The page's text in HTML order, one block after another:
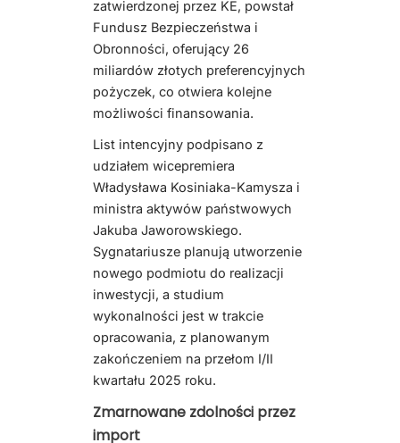
zatwierdzonej przez KE, powstał
Fundusz Bezpieczeństwa i
Obronności, oferujący 26
miliardów złotych preferencyjnych
pożyczek, co otwiera kolejne
możliwości finansowania.
List intencyjny podpisano z
udziałem wicepremiera
Władysława Kosiniaka-Kamysza i
ministra aktywów państwowych
Jakuba Jaworowskiego.
Sygnatariusze planują utworzenie
nowego podmiotu do realizacji
inwestycji, a studium
wykonalności jest w trakcie
opracowania, z planowanym
zakończeniem na przełom I/II
kwartału 2025 roku.
Zmarnowane zdolności przez
import